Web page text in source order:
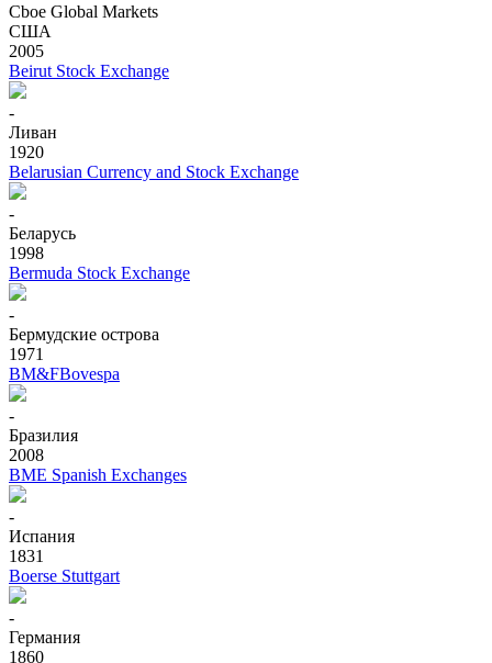
Cboe Global Markets
США
2005
Beirut Stock Exchange
-
Ливан
1920
Belarusian Currency and Stock Exchange
-
Беларусь
1998
Bermuda Stock Exchange
-
Бермудские острова
1971
BM&FBovespa
-
Бразилия
2008
BME Spanish Exchanges
-
Испания
1831
Boerse Stuttgart
-
Германия
1860